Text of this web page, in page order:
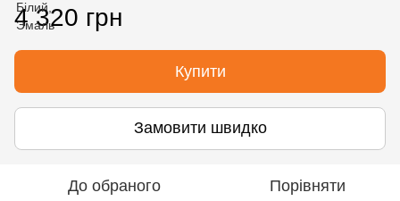
4 320 грн
Купити
Замовити швидко
До обраного Порівняти